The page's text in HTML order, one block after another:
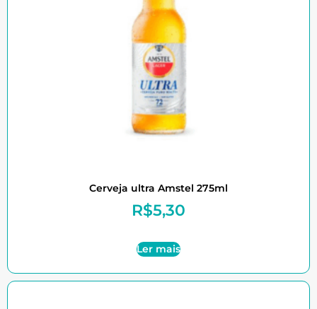
Cerveja ultra Amstel 275ml
R$5,30
Ler mais